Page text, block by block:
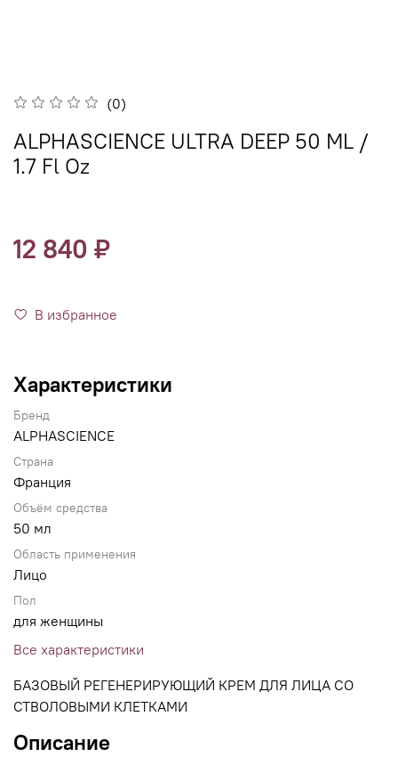
(0)
ALPHASCIENCE ULTRA DEEP 50 ML /
1.7 Fl Oz
12 840 ₽
В избранное
Характеристики
Бренд
ALPHASCIENCE
Страна
Франция
Объём средства
50 мл
Область применения
Лицо
Пол
для женщины
Все характеристики
БАЗОВЫЙ РЕГЕНЕРИРУЮЩИЙ КРЕМ ДЛЯ ЛИЦА СО
СТВОЛОВЫМИ КЛЕТКАМИ
Описание